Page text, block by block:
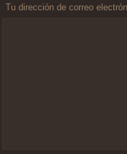
Tu dirección de correo